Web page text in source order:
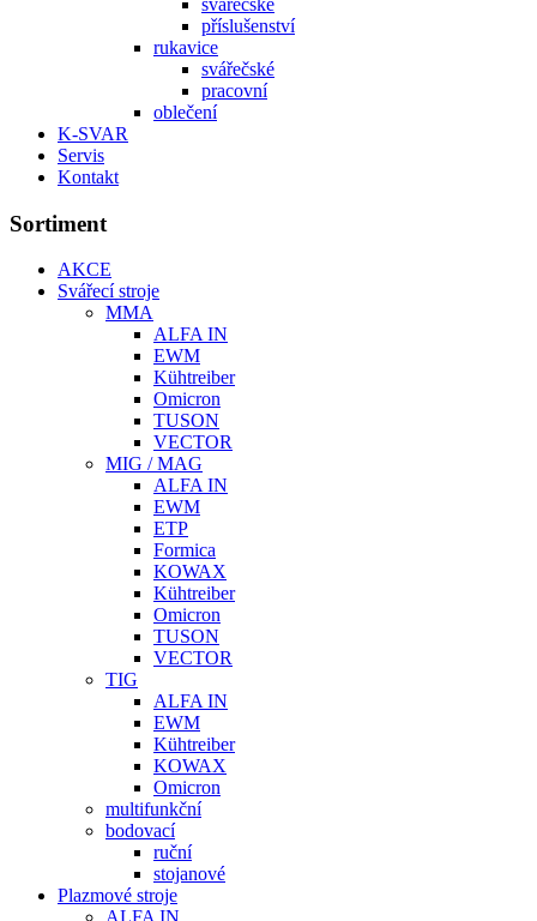
svářečské
příslušenství
rukavice
svářečské
pracovní
oblečení
K-SVAR
Servis
Kontakt
Sortiment
AKCE
Svářecí stroje
MMA
ALFA IN
EWM
Kühtreiber
Omicron
TUSON
VECTOR
MIG / MAG
ALFA IN
EWM
ETP
Formica
KOWAX
Kühtreiber
Omicron
TUSON
VECTOR
TIG
ALFA IN
EWM
Kühtreiber
KOWAX
Omicron
multifunkční
bodovací
ruční
stojanové
Plazmové stroje